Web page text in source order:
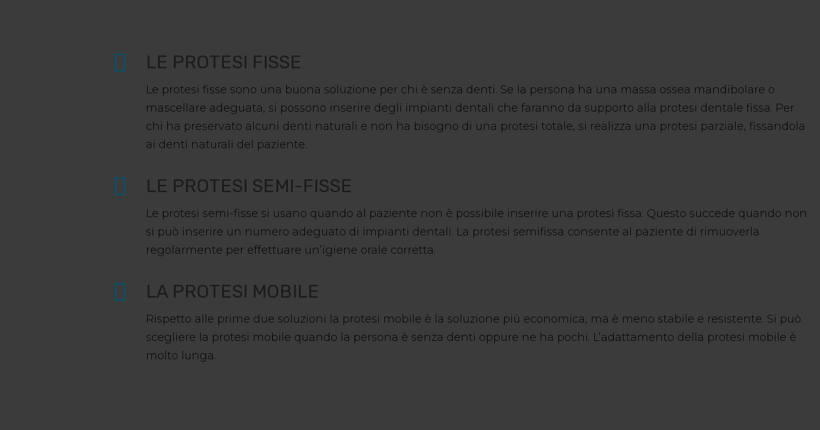
LE PROTESI FISSE
Le protesi fisse sono una buona soluzione per chi è senza denti. Se la persona ha una massa ossea mandibolare o
mascellare adeguata, si possono inserire degli impianti dentali che faranno da supporto alla protesi dentale fissa. Per
chi ha preservato alcuni denti naturali e non ha bisogno di una protesi totale, si realizza una protesi parziale, fissandola
ai denti naturali del paziente.
LE PROTESI SEMI-FISSE
Le protesi semi-fisse si usano quando al paziente non è possibile inserire una protesi fissa. Questo succede quando non
si può inserire un numero adeguato di impianti dentali. La protesi semifissa consente al paziente di rimuoverla
regolarmente per effettuare un’igiene orale corretta.
LA PROTESI MOBILE
Rispetto alle prime due soluzioni la protesi mobile è la soluzione più economica, ma è meno stabile e resistente. Si può
scegliere la protesi mobile quando la persona è senza denti oppure ne ha pochi. L’adattamento della protesi mobile è
molto lunga.